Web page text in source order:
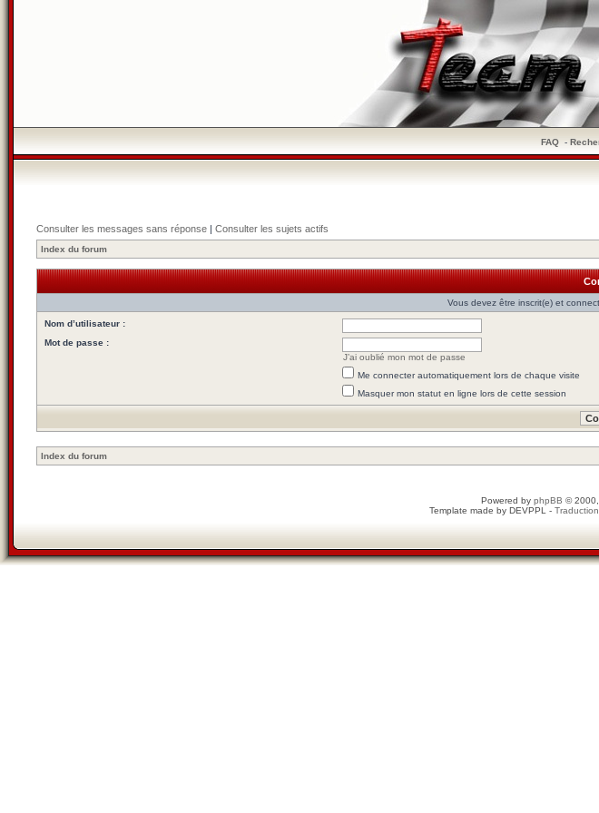
FAQ-
Consulter les messages sans réponse | Consulter les sujets actifs
Index du forum
Vous devez être inscrit(e) et
Nom d’utilisateur :
Mot de passe :
J’ai oublié mon mot de passe
Me connecter automatiquement lors de chaque visite
Masquer mon statut en ligne lors de cette session
Index du forum
Powered by phpBB ©
Template made by DEVPPL -